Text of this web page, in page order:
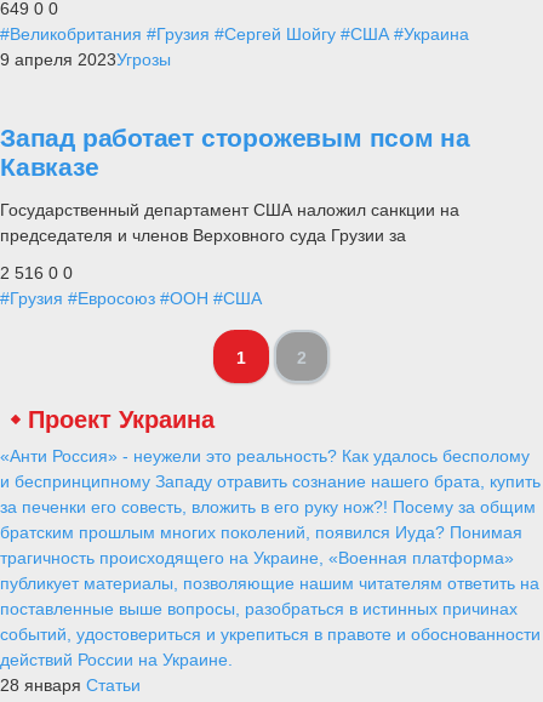
649 0 0
#Великобритания #Грузия #Сергей Шойгу #США #Украина
9 апреля 2023Угрозы
Запад работает сторожевым псом на
Кавказе
Государственный департамент США наложил санкции на
председателя и членов Верховного суда Грузии за
2 516 0 0
#Грузия #Евросоюз #ООН #США
1 2
Проект Украина
«Анти Россия» - неужели это реальность? Как удалось бесполому
и беспринципному Западу отравить сознание нашего брата, купить
за печенки его совесть, вложить в его руку нож?! Посему за общим
братским прошлым многих поколений, появился Иуда? Понимая
трагичность происходящего на Украине, «Военная платформа»
публикует материалы, позволяющие нашим читателям ответить на
поставленные выше вопросы, разобраться в истинных причинах
событий, удостовериться и укрепиться в правоте и обоснованности
действий России на Украине.
28 января Статьи